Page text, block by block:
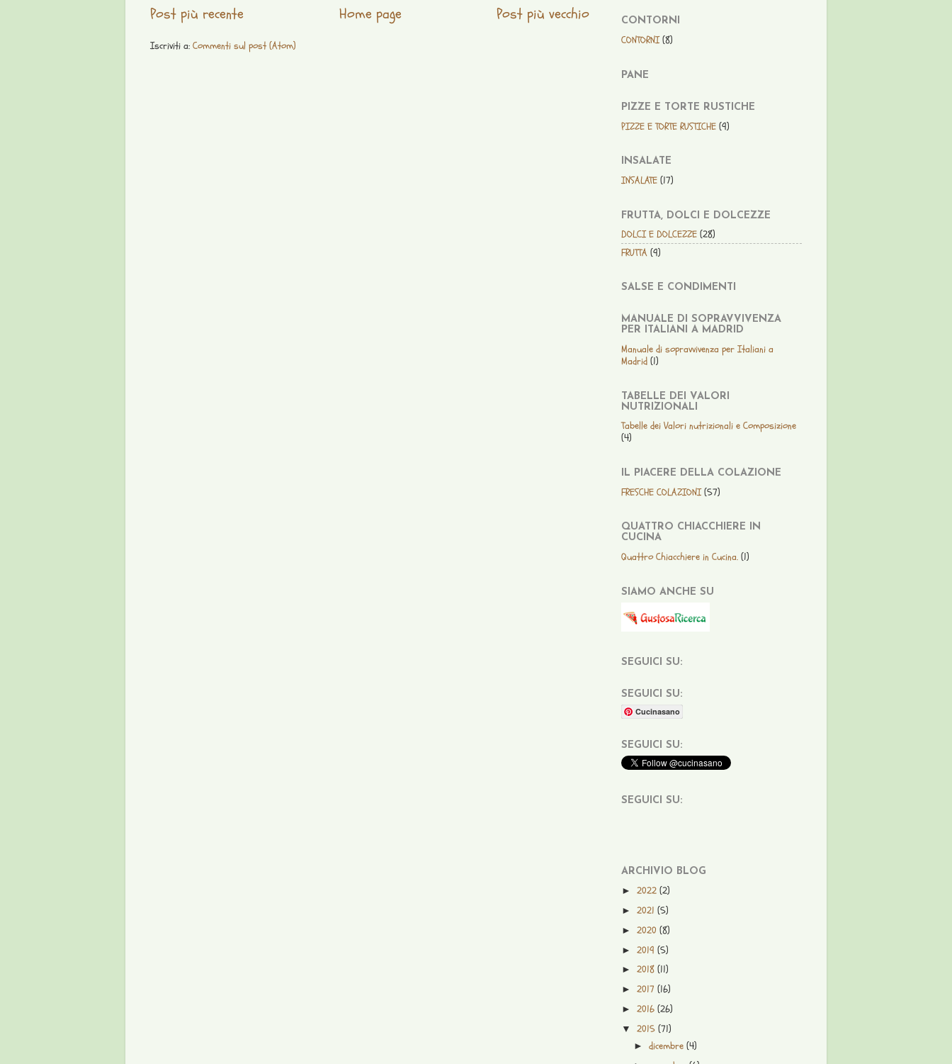
Post più recente Post più vecchio
Home page
Iscriviti a: Commenti sul post (Atom)
CONTORNI
CONTORNI (8)
PANE
PIZZE E TORTE RUSTICHE
PIZZE E TORTE RUSTICHE (9)
INSALATE
INSALATE (17)
FRUTTA, DOLCI E DOLCEZZE
DOLCI E DOLCEZZE (28)
FRUTTA (9)
SALSE E CONDIMENTI
MANUALE DI SOPRAVVIVENZA
PER ITALIANI A MADRID
Manuale di sopravvivenza per Italiani a
Madrid (1)
TABELLE DEI VALORI
NUTRIZIONALI
Tabelle dei Valori nutrizionali e Composizione
(4)
IL PIACERE DELLA COLAZIONE
FRESCHE COLAZIONI (57)
QUATTRO CHIACCHIERE IN
CUCINA
Quattro Chiacchiere in Cucina. (1)
SIAMO ANCHE SU
SEGUICI SU:
SEGUICI SU:
Cucinasano
SEGUICI SU:
SEGUICI SU:
ARCHIVIO BLOG
► 2022 (2)
► 2021 (5)
► 2020 (8)
► 2019 (5)
► 2018 (11)
► 2017 (16)
► 2016 (26)
▼ 2015 (71)
►dicembre(4)